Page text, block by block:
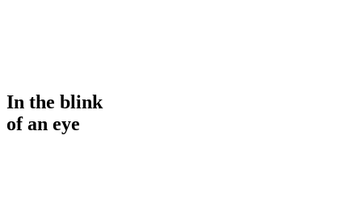
In the blink
of an eye